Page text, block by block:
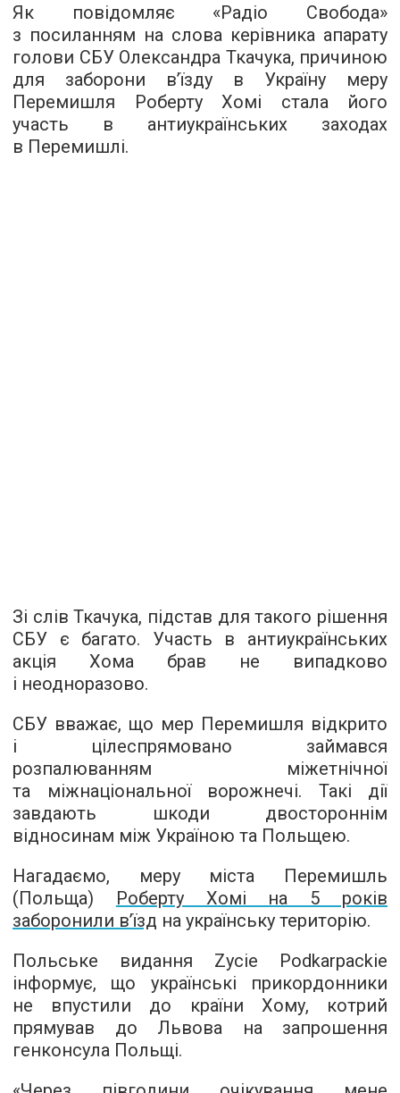
Як повідомляє «Радіо Свобода»
з посиланням на слова керівника апарату
голови СБУ Олександра Ткачука, причиною
для заборони в’їзду в Україну меру
Перемишля Роберту Хомі стала його
участь в антиукраїнських заходах
в Перемишлі.
Зі слів Ткачука, підстав для такого рішення
СБУ є багато. Участь в антиукраїнських
акція Хома брав не випадково
і неодноразово.
СБУ вважає, що мер Перемишля відкрито
і цілеспрямовано займався
розпалюванням міжетнічної
та міжнаціональної ворожнечі. Такі дії
завдають шкоди двостороннім
відносинам між Україною та Польщею.
Нагадаємо, меру міста Перемишль
(Польща) Роберту Хомі на 5 років
заборонили в’їзд на українську територію.
Польське видання Zycie Podkarpackie
інформує, що українські прикордонники
не впустили до країни Хому, котрий
прямував до Львова на запрошення
генконсула Польщі.